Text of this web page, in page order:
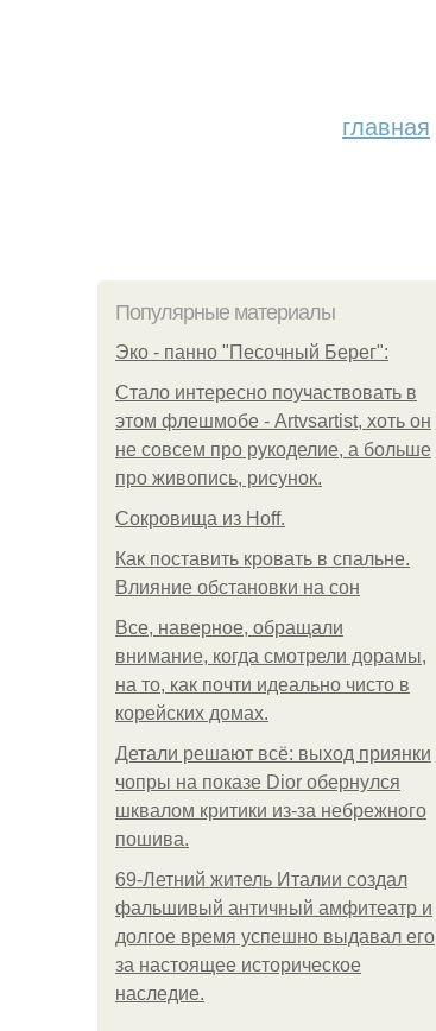
главная
Популярные материалы
Эко - панно "Песочный Берег":
Стало интересно поучаствовать в
этом флешмобе - Artvsartist, хоть он
не совсем про рукоделие, а больше
про живопись, рисунок.
Сокровища из Hoff.
Как поставить кровать в спальне.
Влияние обстановки на сон
Все, наверное, обращали
внимание, когда смотрели дорамы,
на то, как почти идеально чисто в
корейских домах.
Детали решают всё: выход приянки
чопры на показе Dior обернулся
шквалом критики из-за небрежного
пошива.
69-Летний житель Италии создал
фальшивый античный амфитеатр и
долгое время успешно выдавал его
за настоящее историческое
наследие.